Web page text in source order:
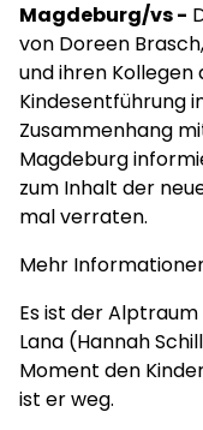
Magdeburg/vs -
von Doreen
und ihren
Kindesentführung
Zusammenhang
Magdeburg
zum Inhalt der
mal verraten.
Mehr
Es ist der
Lana (Hannah
Moment den
ist er weg.